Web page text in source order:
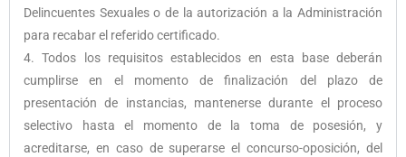
Delincuentes Sexuales o de la autorización a la Administración
para recabar el referido certificado.
4. Todos los requisitos establecidos en esta base deberán
cumplirse en el momento de finalización del plazo de
presentación de instancias, mantenerse durante el proceso
selectivo hasta el momento de la toma de posesión, y
acreditarse, en caso de superarse el concurso-oposición, del